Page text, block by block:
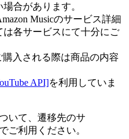
合があります。
Musicのサービス詳細
各サービスにて十分にご
購入される際は商品の内容
API]を利用していま
いて、遷移先のサ
ご利用ください。